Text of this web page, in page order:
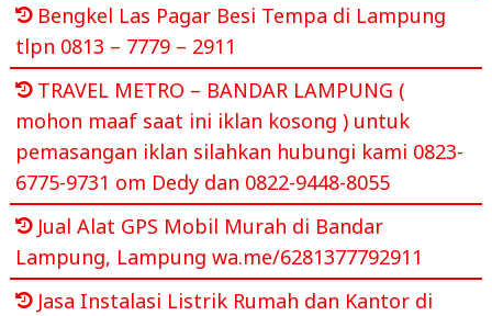
Bengkel Las Pagar Besi Tempa di Lampung
tlpn 0813 – 7779 – 2911
TRAVEL METRO – BANDAR LAMPUNG (
mohon maaf saat ini iklan kosong ) untuk
pemasangan iklan silahkan hubungi kami 0823-
6775-9731 om Dedy dan 0822-9448-8055
Jual Alat GPS Mobil Murah di Bandar
Lampung, Lampung wa.me/6281377792911
Jasa Instalasi Listrik Rumah dan Kantor di